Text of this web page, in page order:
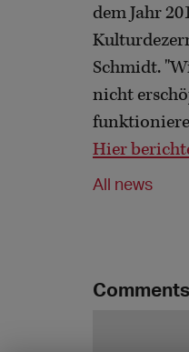
dem Jahr
Schmidt.
nicht
Hier
All news
Comments